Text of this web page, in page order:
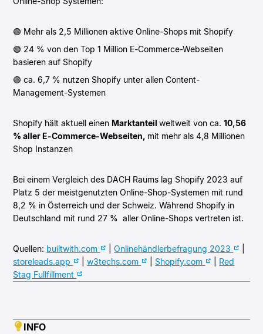
🟢 Mehr als 2,5 Millionen aktive Online-Shops mit Shopify
🟢 24 % von den Top 1 Million E-Commerce-Webseiten
basieren auf Shopify
🟢 ca. 6,7 % nutzen Shopify unter allen Content-
Management-Systemen
Shopify hält aktuell einen Marktanteilweltweit von ca.10,56
% aller E-Commerce-Webseiten, mit mehr als 4,8 Millionen
Shop Instanzen
Bei einem Vergleich des DACH Raums lag Shopify 2023 auf
Platz 5 der meistgenutzten Online-Shop-Systemen mit rund
8,2 % in Österreich und der Schweiz. Während Shopify in
Deutschland mit rund 27 % aller Online-Shops vertreten ist.
Quellen: builtwith.com |Onlinehändlerbefragung 2023
storeleads.app
|w3techs.com Shopify.com
Red
Stag Fullfillment
INFO